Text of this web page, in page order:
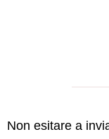
Non esitare a